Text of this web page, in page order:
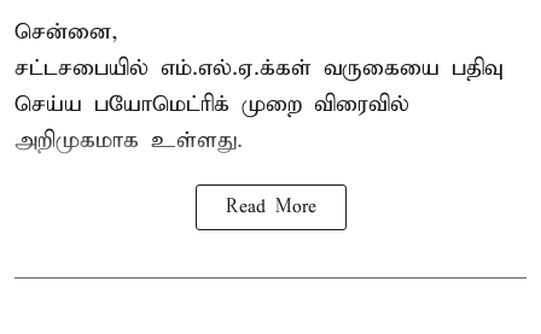
சென்னை,
சட்டசபையில் எம்.எல்.ஏ.க்கள் வருகையை பதிவு
செய்ய பயோமெட்ரிக் முறை விரைவில்
அறிமுகமாக உள்ளது.
Read More